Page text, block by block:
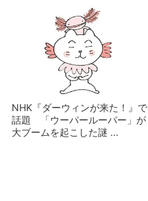
NHK『ダーウィンが来た！』で
話題 「ウーパールーパー」が
大ブームを起こした謎 ...